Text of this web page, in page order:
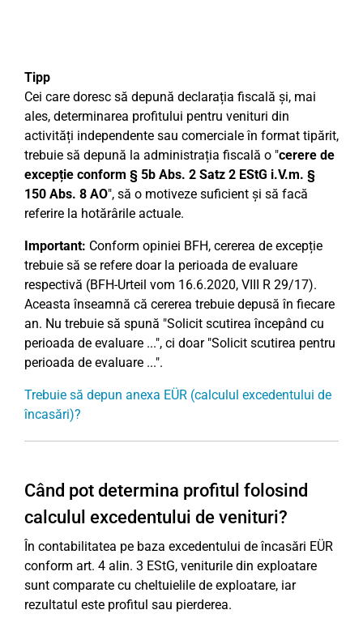
Tipp
Cei care doresc să depună declarația fiscală și, mai
ales, determinarea profitului pentru venituri din
activități independente sau comerciale în format tipărit,
trebuie să depună la administrația fiscală o "cerere de
excepție conform § 5b Abs. 2 Satz 2 EStG i.V.m. §
150 Abs. 8 AO", să o motiveze suficient și să facă
referire la hotărârile actuale.
Important: Conform opiniei BFH, cererea de excepție
trebuie să se refere doar la perioada de evaluare
respectivă (BFH-Urteil vom 16.6.2020, VIII R 29/17).
Aceasta înseamnă că cererea trebuie depusă în fiecare
an. Nu trebuie să spună "Solicit scutirea începând cu
perioada de evaluare ...", ci doar "Solicit scutirea pentru
perioada de evaluare ...".
Trebuie să depun anexa EÜR (calculul excedentului de
încasări)?
Când pot determina profitul folosind
calculul excedentului de venituri?
În contabilitatea pe baza excedentului de încasări EÜR
conform art. 4 alin. 3 EStG, veniturile din exploatare
sunt comparate cu cheltuielile de exploatare, iar
rezultatul este profitul sau pierderea.